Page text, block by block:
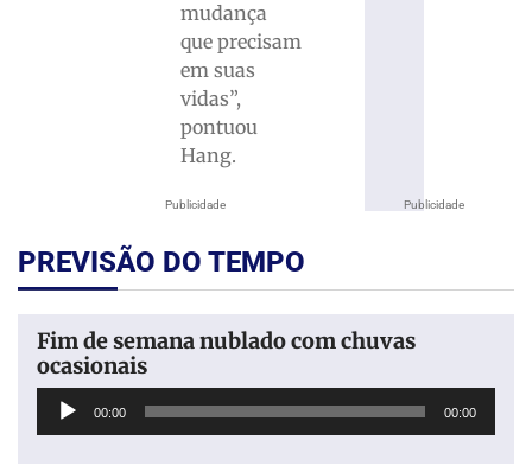
Publicidade
mudança
que precisam
em suas
vidas”,
pontuou
Hang.
Publicidade
PREVISÃO DO TEMPO
Fim de semana nublado com chuvas
ocasionais
Tocador
00:00 00:00